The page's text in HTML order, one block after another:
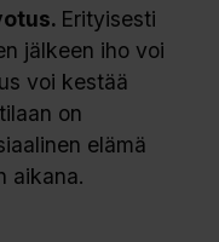
Erityisesti
jälkeen iho voi
voi kestää
on
elämä
aikana.